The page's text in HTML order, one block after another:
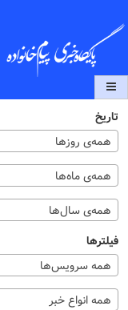
تاریخ
همه‌ی روزها
همه‌ی ماه‌ها
همه‌ی سال‌ها
فیلترها
همه سرویس‌ها
همه انواع خبر